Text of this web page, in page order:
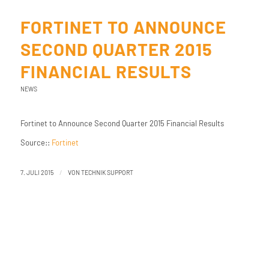
FORTINET TO ANNOUNCE
SECOND QUARTER 2015
FINANCIAL RESULTS
NEWS
Fortinet to Announce Second Quarter 2015 Financial Results
Source:: Fortinet
7. JULI 2015 / VON TECHNIK SUPPORT